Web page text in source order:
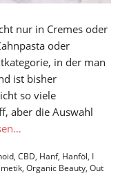
nur in Cremes oder
oder
in der man
ist bisher
so viele
aber die Auswahl
, CBD, Hanf, Hanföl, I
, Organic Beauty, Out